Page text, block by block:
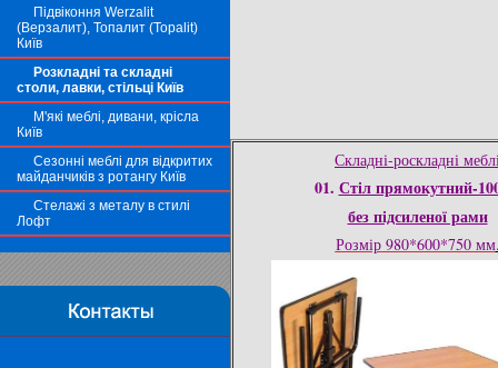
Підвіконня Werzalit
(Верзалит), Топалит (Topalit)
Київ
Розкладні та складні
столи, лавки, стільці Київ
М'які меблі, дивани, крісла
Київ
Сезонні меблі для відкритих
майданчиків з ротангу Київ
Стелажі з металу в стилі
Лофт
Складні-роскладні
01. Стіл прямокутний-
без підсиленої рами
Розмір 980*600*750 мм